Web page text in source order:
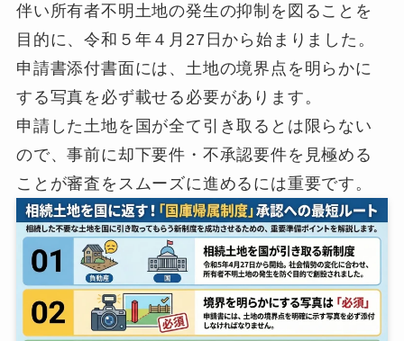
伴い所有者不明土地の発生の抑制を図ることを
目的に、令和５年４月27日から始まりました。
申請書添付書面には、土地の境界点を明らかに
する写真を必ず載せる必要があります。
申請した土地を国が全て引き取るとは限らない
ので、事前に却下要件・不承認要件を見極める
ことが審査をスムーズに進めるには重要です。